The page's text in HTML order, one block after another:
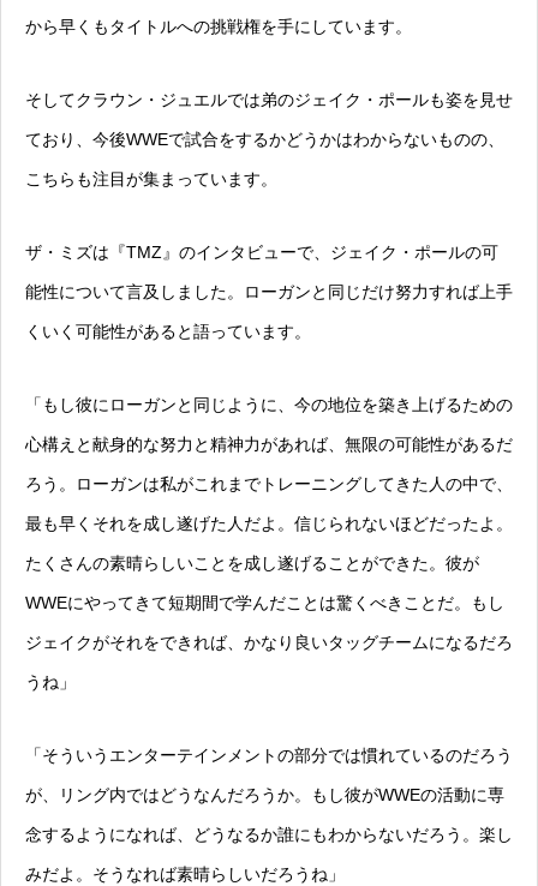
から早くもタイトルへの挑戦権を手にしています。
そしてクラウン・ジュエルでは弟のジェイク・ポールも姿を見せ
ており、今後WWEで試合をするかどうかはわからないものの、
こちらも注目が集まっています。
ザ・ミズは『TMZ』のインタビューで、ジェイク・ポールの可
能性について言及しました。ローガンと同じだけ努力すれば上手
くいく可能性があると語っています。
「もし彼にローガンと同じように、今の地位を築き上げるための
心構えと献身的な努力と精神力があれば、無限の可能性があるだ
ろう。ローガンは私がこれまでトレーニングしてきた人の中で、
最も早くそれを成し遂げた人だよ。信じられないほどだったよ。
たくさんの素晴らしいことを成し遂げることができた。彼が
WWEにやってきて短期間で学んだことは驚くべきことだ。もし
ジェイクがそれをできれば、かなり良いタッグチームになるだろ
うね」
「そういうエンターテインメントの部分では慣れているのだろう
が、リング内ではどうなんだろうか。もし彼がWWEの活動に専
念するようになれば、どうなるか誰にもわからないだろう。楽し
みだよ。そうなれば素晴らしいだろうね」